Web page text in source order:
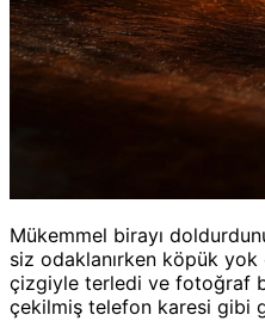
Mükemmel birayı
siz odaklanırken köpük
çizgiyle terledi ve fotoğraf
çekilmiş telefon karesi gibi